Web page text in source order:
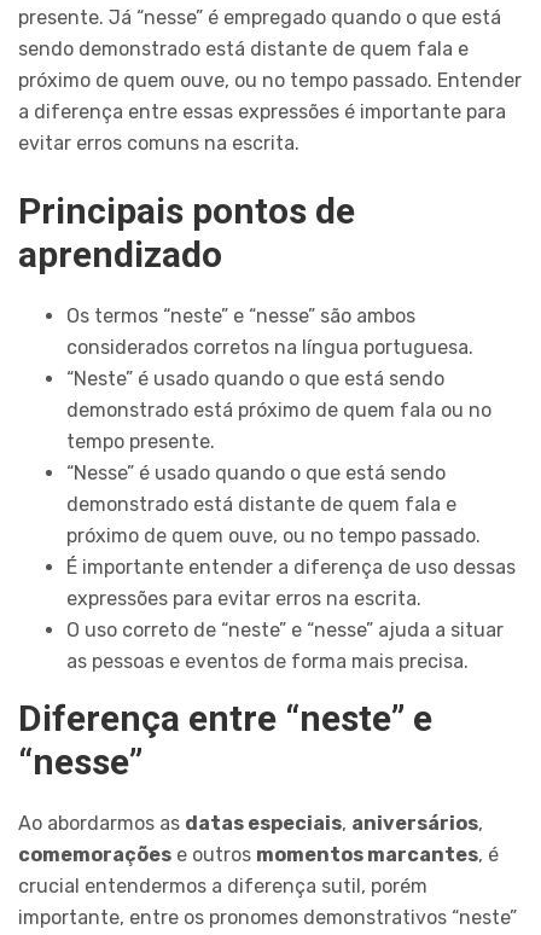
presente. Já “nesse” é empregado quando o que está
sendo demonstrado está distante de quem fala e
próximo de quem ouve, ou no tempo passado. Entender
a diferença entre essas expressões é importante para
evitar erros comuns na escrita.
Principais pontos de
aprendizado
Os termos “neste” e “nesse” são ambos
considerados corretos na língua portuguesa.
“Neste” é usado quando o que está sendo
demonstrado está próximo de quem fala ou no
tempo presente.
“Nesse” é usado quando o que está sendo
demonstrado está distante de quem fala e
próximo de quem ouve, ou no tempo passado.
É importante entender a diferença de uso dessas
expressões para evitar erros na escrita.
O uso correto de “neste” e “nesse” ajuda a situar
as pessoas e eventos de forma mais precisa.
Diferença entre “neste” e
“nesse”
Ao abordarmos as datas especiais, aniversários,
comemorações e outros momentos marcantes, é
crucial entendermos a diferença sutil, porém
importante, entre os pronomes demonstrativos “neste”